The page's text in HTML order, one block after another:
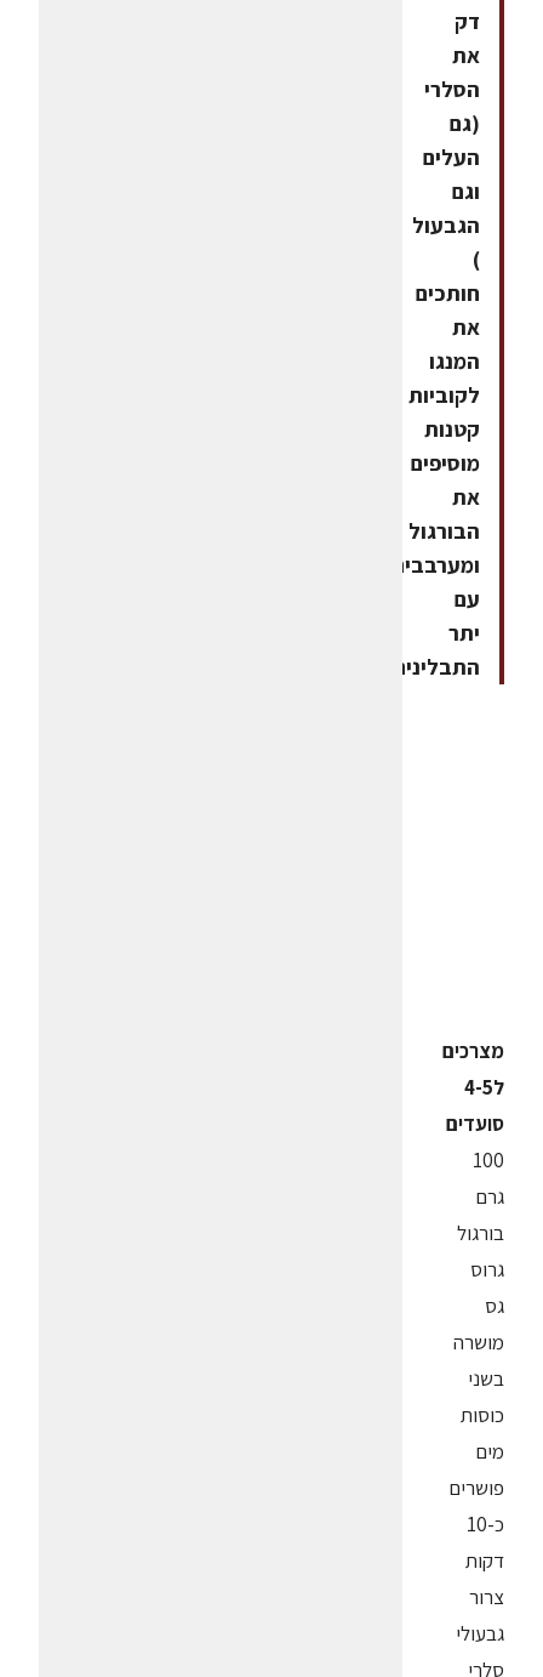
דק
את
הסלרי
(גם
העלים
וגם
הגבעול
)
חותכים
את
המנגו
לקוביות
קטנות
מוסיפים
את
הבורגול
ומערבבים
עם
יתר
התבלינים
מצרכים
ל4-5
סועדים
100
גרם
בורגול
גרוס
גס
מושרה
בשני
כוסות
מים
פושרים
כ-10
דקות
צרור
גבעולי
סלרי